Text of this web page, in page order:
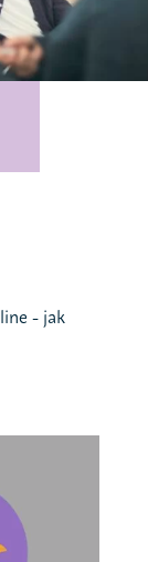
- jak